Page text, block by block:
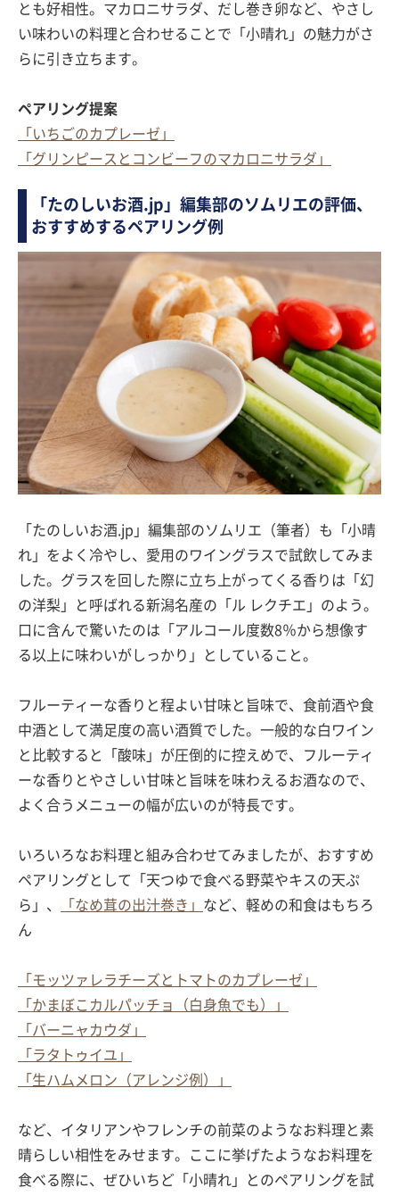
とも好相性。マカロニサラダ、だし巻き卵など、やさし
い味わいの料理と合わせることで「小晴れ」の魅力がさ
らに引き立ちます。
ペアリング提案
「いちごのカプレーゼ」
「グリンピースとコンビーフのマカロニサラダ」
「たのしいお酒.jp」編集部のソムリエの評価、
おすすめするペアリング例
「たのしいお酒.jp」編集部のソムリエ（筆者）も「小晴
れ」をよく冷やし、愛用のワイングラスで試飲してみま
した。グラスを回した際に立ち上がってくる香りは「幻
の洋梨」と呼ばれる新潟名産の「ル レクチエ」のよう。
口に含んで驚いたのは「アルコール度数8％から想像す
る以上に味わいがしっかり」としていること。
フルーティーな香りと程よい甘味と旨味で、食前酒や食
中酒として満足度の高い酒質でした。一般的な白ワイン
と比較すると「酸味」が圧倒的に控えめで、フルーティ
ーな香りとやさしい甘味と旨味を味わえるお酒なので、
よく合うメニューの幅が広いのが特長です。
いろいろなお料理と組み合わせてみましたが、おすすめ
ペアリングとして「天つゆで食べる野菜やキスの天ぷ
ら」、
「なめ茸の出汁巻き」 など、軽めの和食はもちろ
ん
「モッツァレラチーズとトマトのカプレーゼ」
「かまぼこカルパッチョ（白身魚でも）」
「バーニャカウダ」
「ラタトゥイユ」
「生ハムメロン（アレンジ例）」
など、イタリアンやフレンチの前菜のようなお料理と素
晴らしい相性をみせます。ここに挙げたようなお料理を
食べる際に、ぜひいちど「小晴れ」とのペアリングを試